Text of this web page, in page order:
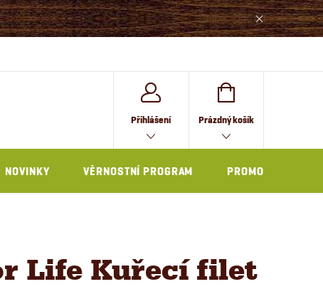
Přihlášení
NÁKUPNÍ
KOŠÍK
Prázdný košík
NOVINKY VĚRNOSTNÍ PROGRAM PROMO
Life Kuřecí filet